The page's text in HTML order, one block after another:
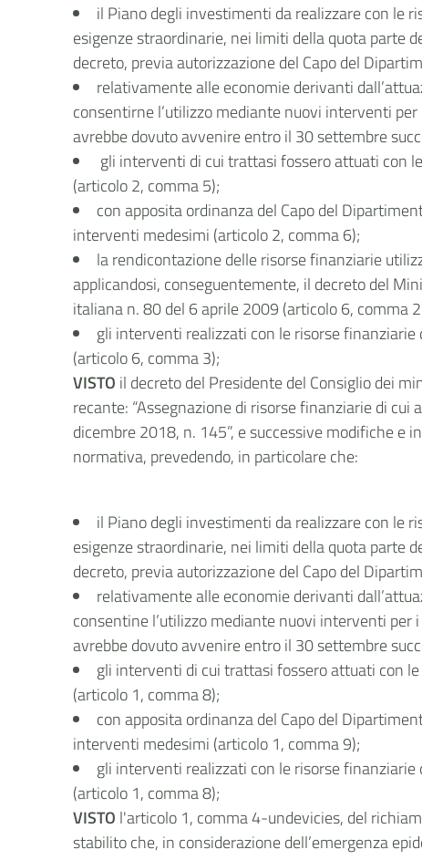
il Piano degli investimenti da realizzare con le
esigenze straordinarie, nei limiti della quota parte
decreto, previa autorizzazione del Capo del
relativamente alle economie derivanti
consentirne l’utilizzo mediante nuovi interventi
avrebbe dovuto avvenire entro il 30 settembre
gli interventi di cui trattasi fossero attuati con
(articolo 2, comma 5);
con apposita ordinanza del Capo del
interventi medesimi (articolo 2, comma 6);
la rendicontazione delle risorse finanziarie
applicandosi, conseguentemente, il decreto del
italiana n. 80 del 6 aprile 2009 (articolo 6, comma
gli interventi realizzati con le risorse
(articolo 6, comma 3);
VISTO il decreto del Presidente del Consiglio dei
recante: “Assegnazione di risorse finanziarie di
dicembre 2018, n. 145”, e successive modifiche e
normativa, prevedendo, in particolare che:
il Piano degli investimenti da realizzare con le
esigenze straordinarie, nei limiti della quota parte
decreto, previa autorizzazione del Capo del
relativamente alle economie derivanti
consentine l’utilizzo mediante nuovi interventi
avrebbe dovuto avvenire entro il 30 settembre
gli interventi di cui trattasi fossero attuati con
(articolo 1, comma 8);
con apposita ordinanza del Capo del
interventi medesimi (articolo 1, comma 9);
gli interventi realizzati con le risorse
(articolo 1, comma 8);
VISTO l'articolo 1, comma 4-undevicies, del
stabilito che, in considerazione dell’emergenza